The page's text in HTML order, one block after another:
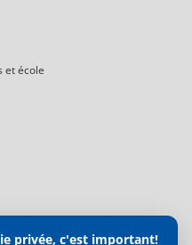
et école
privée, c'est important!